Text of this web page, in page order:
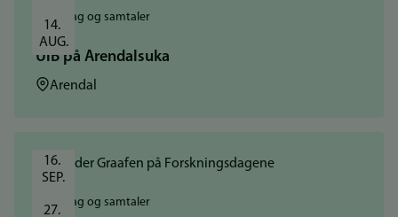
14.
AUG.
Foredrag og samtaler
UiB på Arendalsuka
Sted:Arendal
16.
SEP.
27.
Foredrag og samtaler